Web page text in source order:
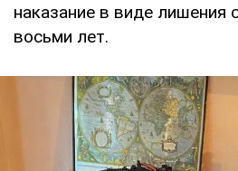
наказание в виде
восьми лет.